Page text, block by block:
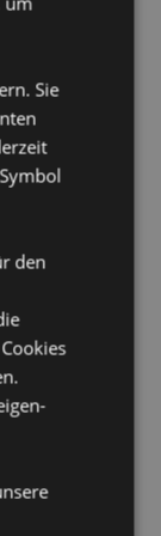
vollständig
Puckator
für
Sie
den